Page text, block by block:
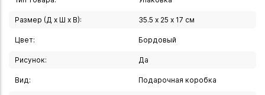
также сделать заказ в интернет-магазине с доставкой
курьером по Иркутску или транспортной компанией по
Размер (Д х Ш х В): 35.5 х 25 х 17 см
Цвет: Бордовый
Рисунок: Да
Вид: Подарочная коробка